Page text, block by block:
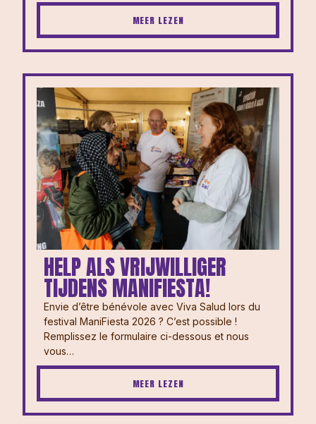
MEER LEZEN
HELP ALS VRIJWILLIGER
TIJDENS MANIFIESTA!
Envie d’être bénévole avec Viva Salud lors du
festival ManiFiesta 2026 ? ⁠⁠C’est possible !
Remplissez le formulaire ci-dessous et nous
vous…
MEER LEZEN